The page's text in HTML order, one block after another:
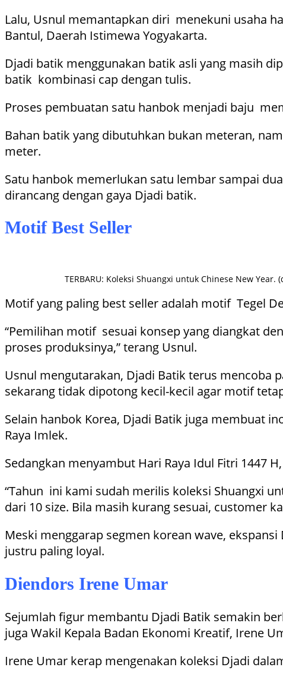
Lalu, Usnul memantapkan diri menekuni usaha
Bantul, Daerah Istimewa Yogyakarta.
Djadi batik menggunakan batik asli yang masih
batik kombinasi cap dengan tulis.
Proses pembuatan satu hanbok menjadi baju
Bahan batik yang dibutuhkan bukan meteran,
meter.
Satu hanbok memerlukan satu lembar sampai
dirancang dengan gaya Djadi batik.
Motif Best Seller
TERBARU: Koleksi Shuangxi untuk Chinese New Year.
Motif yang paling best seller adalah motif Tegel
“Pemilihan motif sesuai konsep yang diangkat
proses produksinya,” terang Usnul.
Usnul mengutarakan, Djadi Batik terus mencoba
sekarang tidak dipotong kecil-kecil agar motif
Selain hanbok Korea, Djadi Batik juga membuat
Raya Imlek.
Sedangkan menyambut Hari Raya Idul Fitri 1447
“Tahun ini kami sudah merilis koleksi Shuangxi
dari 10 size. Bila masih kurang sesuai, customer
Meski menggarap segmen korean wave,
justru paling loyal.
Diendors Irene Umar
Sejumlah figur membantu Djadi Batik semakin
juga Wakil Kepala Badan Ekonomi Kreatif, Irene
Irene Umar kerap mengenakan koleksi Djadi